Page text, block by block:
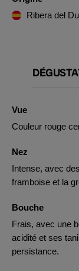
Ribera del
Vue
Couleur rouge
Nez
Intense, avec
framboise et la
Bouche
Frais, avec une
acidité et ses
persistance.